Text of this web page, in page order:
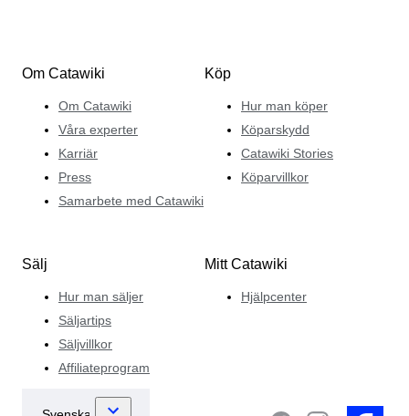
Om Catawiki
Om Catawiki
Våra experter
Karriär
Press
Samarbete med Catawiki
Köp
Hur man köper
Köparskydd
Catawiki Stories
Köparvillkor
Sälj
Hur man säljer
Säljartips
Säljvillkor
Affiliateprogram
Mitt Catawiki
Hjälpcenter